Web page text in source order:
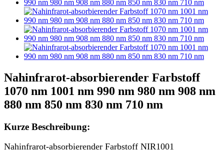
Nahinfrarot-absorbierender Farbstoff
1070 nm 1001 nm 990 nm 980 nm 908 nm
880 nm 850 nm 830 nm 710 nm
Kurze Beschreibung:
Nahinfrarot-absorbierender Farbstoff NIR1001